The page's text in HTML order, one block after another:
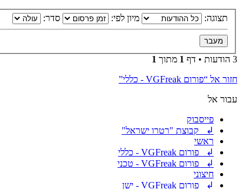
תצוגה: מיון לפי: סדר:
3 הודעות • דף 1 מתוך 1
חזור אל “פורום VGFreak - כללי”
עבור אל
פייסבוק
↲ קבוצת "רטרו ישראל"
ראשי
↲ פורום VGFreak - כללי
↲ פורום VGFreak - טכני
חיצוני
↲ פורום VGFreak - ישן